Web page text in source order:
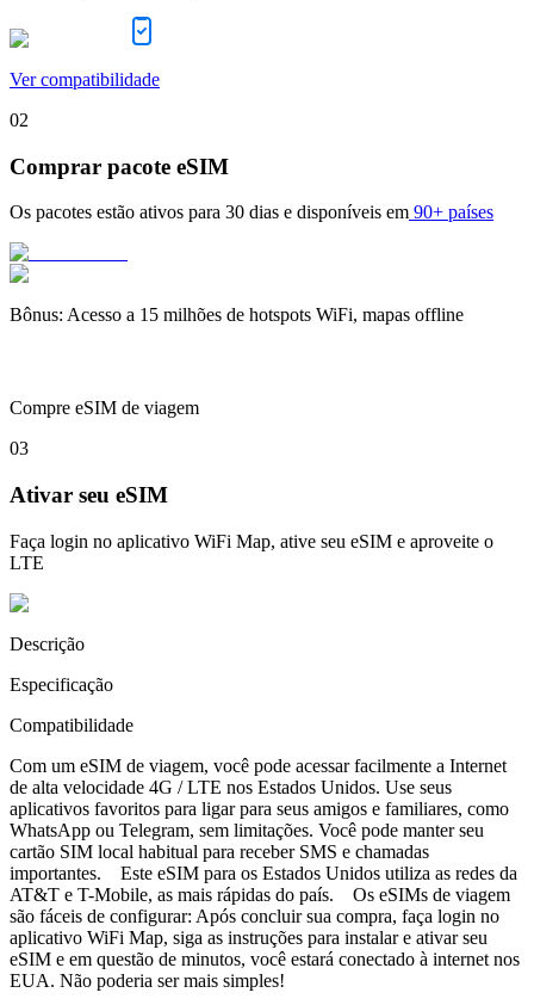
Ver compatibilidade
02
Comprar pacote eSIM
Os pacotes estão ativos para 30 dias e disponíveis em 90+ países
Bônus: Acesso a 15 milhões de hotspots WiFi, mapas offline
Compre eSIM de viagem
03
Ativar seu eSIM
Faça login no aplicativo WiFi Map, ative seu eSIM e aproveite o
LTE
Descrição
Especificação
Compatibilidade
Com um eSIM de viagem, você pode acessar facilmente a Internet
de alta velocidade 4G / LTE nos Estados Unidos. Use seus
aplicativos favoritos para ligar para seus amigos e familiares, como
WhatsApp ou Telegram, sem limitações. Você pode manter seu
cartão SIM local habitual para receber SMS e chamadas
importantes. Este eSIM para os Estados Unidos utiliza as redes da
AT&T e T-Mobile, as mais rápidas do país. Os eSIMs de viagem
são fáceis de configurar: Após concluir sua compra, faça login no
aplicativo WiFi Map, siga as instruções para instalar e ativar seu
eSIM e em questão de minutos, você estará conectado à internet nos
EUA. Não poderia ser mais simples!